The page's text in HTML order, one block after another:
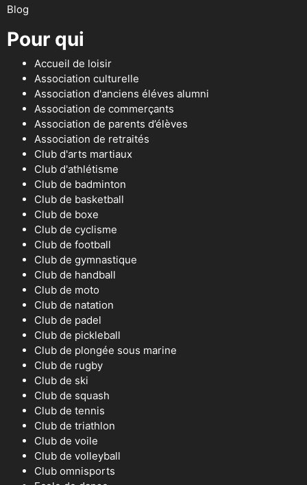
Blog
Pour qui
Accueil de loisir
Association culturelle
Association d'anciens éléves alumni
Association de commerçants
Association de parents d’élèves
Association de retraités
Club d'arts martiaux
Club d'athlétisme
Club de badminton
Club de basketball
Club de boxe
Club de cyclisme
Club de football
Club de gymnastique
Club de handball
Club de moto
Club de natation
Club de padel
Club de pickleball
Club de plongée sous marine
Club de rugby
Club de ski
Club de squash
Club de tennis
Club de triathlon
Club de voile
Club de volleyball
Club omnisports